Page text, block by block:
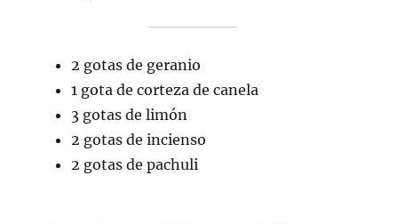
2 gotas de geranio
1 gota de corteza de canela
3 gotas de limón
2 gotas de incienso
2 gotas de pachuli